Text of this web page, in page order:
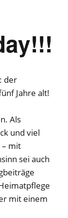
der
Jahre alt!
Als
und viel
– mit
sei auch
mit einem